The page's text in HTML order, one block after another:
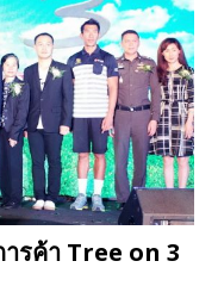
รค้า Tree on 3